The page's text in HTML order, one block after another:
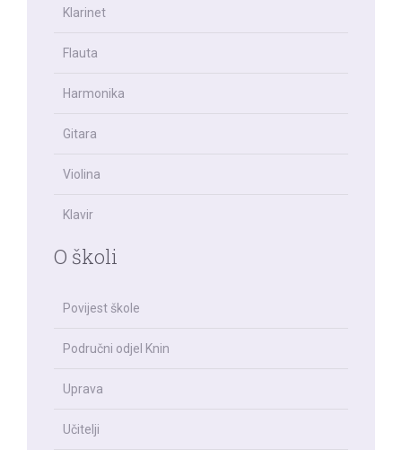
Klarinet
Flauta
Harmonika
Gitara
Violina
Klavir
O školi
Povijest škole
Područni odjel Knin
Uprava
Učitelji